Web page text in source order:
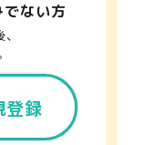
ない方
登録